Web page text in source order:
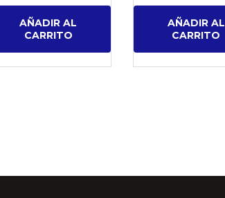
AÑADIR AL
CARRITO
AÑADIR AL
CARRITO